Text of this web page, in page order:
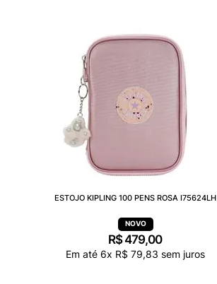
ESTOJO KIPLING 100 PENS ROSA I75624LH
R$479,00
Em até 6x R$ 79,83 sem juros